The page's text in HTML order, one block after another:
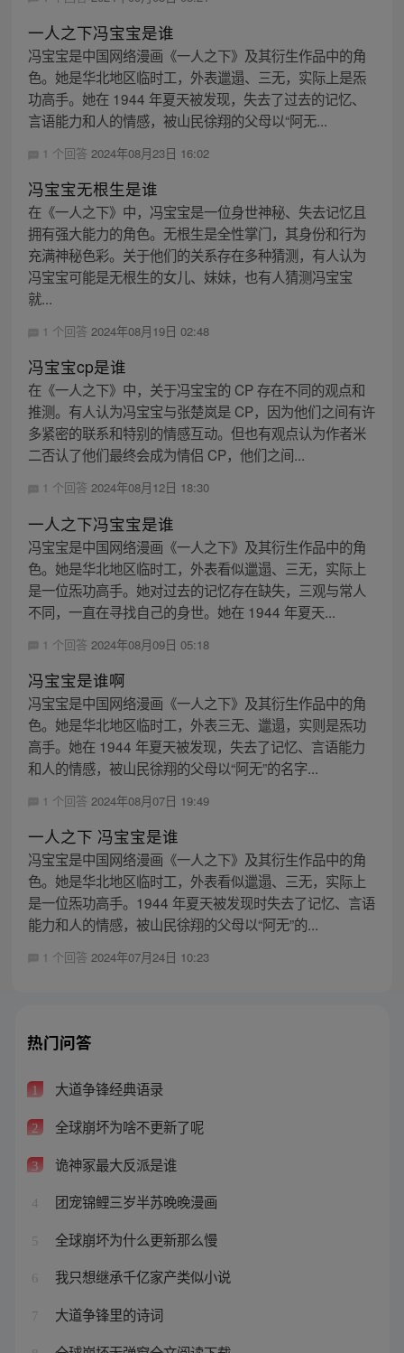
一人之下冯宝宝是谁
冯宝宝是中国网络漫画《一人之下》及其衍生作品中的角
色。她是华北地区临时工，外表邋遢、三无，实际上是炁
功高手。她在 1944 年夏天被发现，失去了过去的记忆、
言语能力和人的情感，被山民徐翔的父母以“阿无...
1 个回答 2024年08月23日 16:02
冯宝宝无根生是谁
在《一人之下》中，冯宝宝是一位身世神秘、失去记忆且
拥有强大能力的角色。无根生是全性掌门，其身份和行为
充满神秘色彩。关于他们的关系存在多种猜测，有人认为
冯宝宝可能是无根生的女儿、妹妹，也有人猜测冯宝宝
就...
1 个回答 2024年08月19日 02:48
冯宝宝cp是谁
在《一人之下》中，关于冯宝宝的 CP 存在不同的观点和
推测。有人认为冯宝宝与张楚岚是 CP，因为他们之间有许
多紧密的联系和特别的情感互动。但也有观点认为作者米
二否认了他们最终会成为情侣 CP，他们之间...
1 个回答 2024年08月12日 18:30
一人之下冯宝宝是谁
冯宝宝是中国网络漫画《一人之下》及其衍生作品中的角
色。她是华北地区临时工，外表看似邋遢、三无，实际上
是一位炁功高手。她对过去的记忆存在缺失，三观与常人
不同，一直在寻找自己的身世。她在 1944 年夏天...
1 个回答 2024年08月09日 05:18
冯宝宝是谁啊
冯宝宝是中国网络漫画《一人之下》及其衍生作品中的角
色。她是华北地区临时工，外表三无、邋遢，实则是炁功
高手。她在 1944 年夏天被发现，失去了记忆、言语能力
和人的情感，被山民徐翔的父母以“阿无”的名字...
1 个回答 2024年08月07日 19:49
一人之下 冯宝宝是谁
冯宝宝是中国网络漫画《一人之下》及其衍生作品中的角
色。她是华北地区临时工，外表看似邋遢、三无，实际上
是一位炁功高手。1944 年夏天被发现时失去了记忆、言语
能力和人的情感，被山民徐翔的父母以“阿无”的...
1 个回答 2024年07月24日 10:23
热门问答
1 大道争锋经典语录
2 全球崩坏为啥不更新了呢
3 诡神冢最大反派是谁
4 团宠锦鲤三岁半苏晚晚漫画
5 全球崩坏为什么更新那么慢
6 我只想继承千亿家产类似小说
7 大道争锋里的诗词